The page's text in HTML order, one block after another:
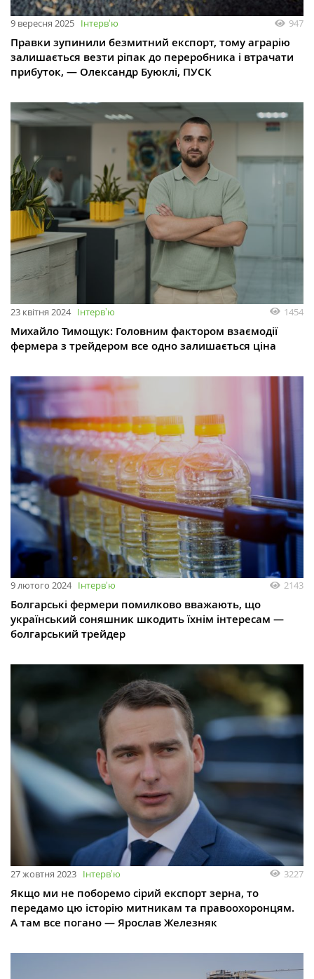
9 вересня 2025 Інтервʼю 947
Правки зупинили безмитний експорт, тому аграрію
залишається везти ріпак до переробника і втрачати
прибуток, — Олександр Буюклі, ПУСК
23 квітня 2024 Інтервʼю 1454
Михайло Тимощук: Головним фактором взаємодії
фермера з трейдером все одно залишається ціна
9 лютого 2024 Інтервʼю 2143
Болгарські фермери помилково вважають, що
український соняшник шкодить їхнім інтересам —
болгарський трейдер
27 жовтня 2023 Інтервʼю 3227
Якщо ми не поборемо сірий експорт зерна, то
передамо цю історію митникам та правоохоронцям.
А там все погано — Ярослав Железняк